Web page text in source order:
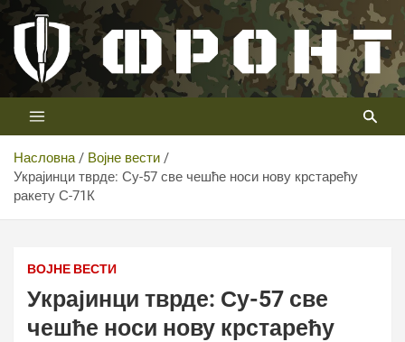
Скип
цонтент
Телевизија ФРОНТ
Први војни канал у Србији
Насловна
Војне вести
Украјинци тврде: Су-57 све чешће носи нову крстарећу
ракету С-71К
ВОЈНЕ ВЕСТИ
Украјинци тврде: Су-57 све
чешће носи нову крстарећу